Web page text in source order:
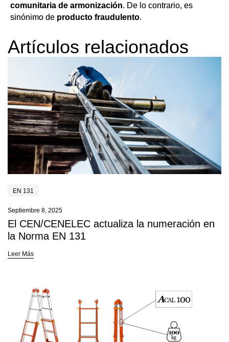
comunitaria de armonización. De lo contrario, es
sinónimo de producto fraudulento.
Artículos relacionados
EN 131
Septiembre 8, 2025
El CEN/CENELEC actualiza la numeración en
la Norma EN 131
Leer Más